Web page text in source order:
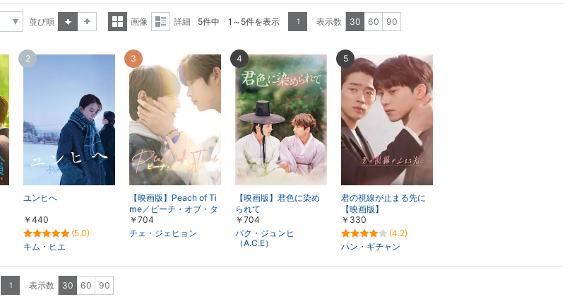
並び順
表示
画像
詳細 5件中 1～5件を表示 1 表示数 30 60 90
ユンヒへ
￥440
(5.0)
キム・ヒエ
2
【映画版】Peach of Ti
me／ピーチ・オブ・タ
イム
￥704
チェ・ジェヒョン
3
【映画版】君色に染め
られて
￥704
パク・ジュンヒ
（A.C.E）
4
君の視線が止まる先に
【映画版】
￥330
(4.2)
ハン・ギチャン
5
1 表示数 30 60 90